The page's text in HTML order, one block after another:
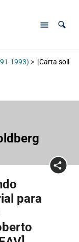
1993) > [Carta
para